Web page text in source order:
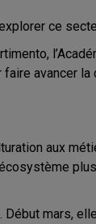
ce
avancer
aux
mars,